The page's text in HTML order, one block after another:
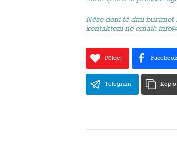
Nëse doni të dini burimet
kontaktoni në email:
Pëlqej
Telegram